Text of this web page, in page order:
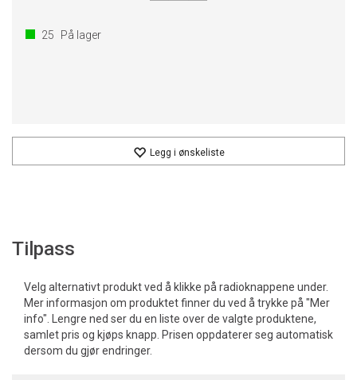
25 På lager
Legg i ønskeliste
Tilpass
Velg alternativt produkt ved å klikke på radioknappene under.
Mer informasjon om produktet finner du ved å trykke på "Mer
info". Lengre ned ser du en liste over de valgte produktene,
samlet pris og kjøps knapp. Prisen oppdaterer seg automatisk
dersom du gjør endringer.